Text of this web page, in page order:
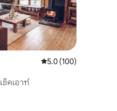
คะแนนเฉลี่ย 5.0 จาก
5.0 (100)
เช็คเอาท์